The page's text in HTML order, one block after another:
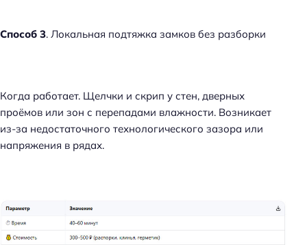
Способ 3. Локальная подтяжка замков без разборки
Когда работает. Щелчки и скрип у стен, дверных
проёмов или зон с перепадами влажности. Возникает
из-за недостаточного технологического зазора или
напряжения в рядах.